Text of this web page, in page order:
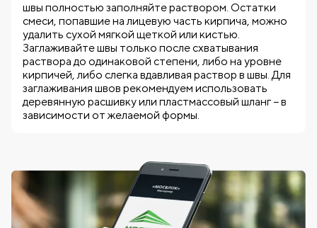
швы полностью заполняйте раствором. Остатки
смеси, попавшие на лицевую часть кирпича, можно
удалить сухой мягкой щеткой или кистью.
Заглаживайте швы только после схватывания
раствора до одинаковой степени, либо на уровне
кирпичей, либо слегка вдавливая раствор в швы. Для
заглаживания швов рекомендуем использовать
деревянную расшивку или пластмассовый шланг − в
зависимости от желаемой формы.